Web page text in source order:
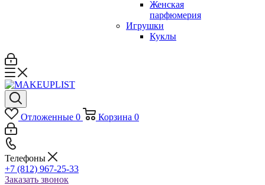
Женская
парфюмерия
Игрушки
Куклы
Отложенные 0 Корзина 0
Телефоны
+7 (812) 967-25-33
Заказать звонок